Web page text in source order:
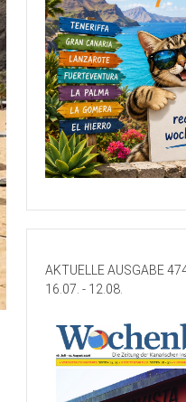
AKTUELLE AUSGABE
16.07. - 12.08.